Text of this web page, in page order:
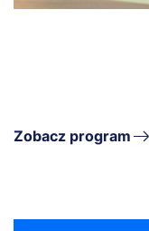
Zobacz program